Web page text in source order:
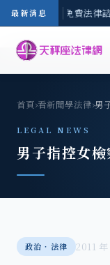
最新消息
-8/3(一) 現場免費法律
首頁›看新聞學法律›男
LEGAL NEWS
男子指控女
政治‧法律 2011